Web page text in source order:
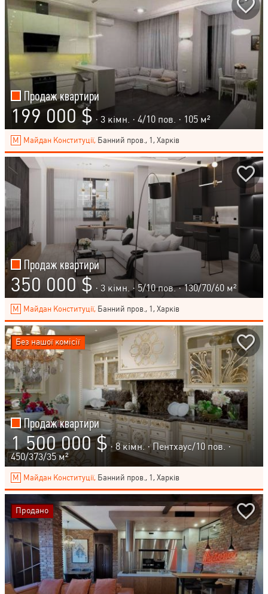
Продаж квартири
199 000 $ · 3 кімн. · 4/10 пов. · 105 м²
Майдан Конституції, Банний пров., 1, Харків
Продаж квартири
350 000 $ · 3 кімн. · 5/10пов. · 130/70/60 м²
Майдан Конституції, Банний пров., 1, Харків
Продаж квартири
1 500 000 $ · 8 кімн. ·Пентхаус/10 пов. ·
450/373/35 м²
Майдан Конституції, Банний пров., 1, Харків
Без нашої комісії
Продано